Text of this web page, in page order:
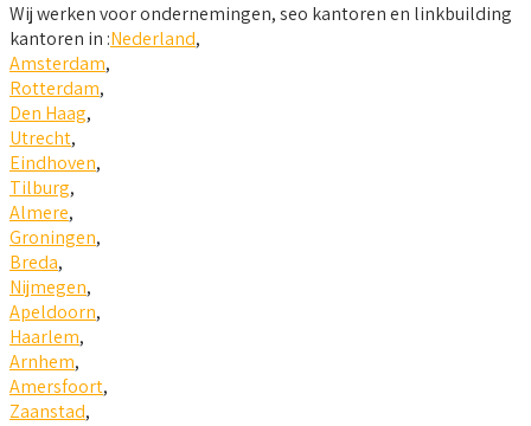
Wij werken voor ondernemingen, seo kantoren en linkbuilding
kantoren in :Nederland,
Amsterdam,
Rotterdam,
Den Haag,
Utrecht,
Eindhoven,
Tilburg,
Almere,
Groningen,
Breda,
Nijmegen,
Apeldoorn,
Haarlem,
Arnhem,
Amersfoort,
Zaanstad,